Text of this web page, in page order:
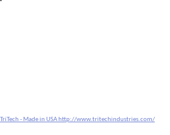
TriTech - Made in USA http://www.tritechindustries.com/